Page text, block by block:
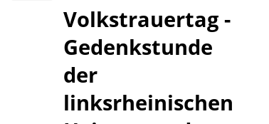
Volkstrauertag -
Gedenkstunde
der
linksrheinischen